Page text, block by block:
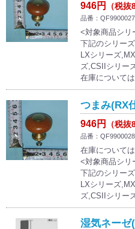
946円 （税抜
品番：QF9900027
<対象商品シリ
下記のシリー
LXシリーズ
ズ,CSIIシリー
在庫について
つまみ(RX
946円 （税抜
品番：QF9900028
在庫について
<対象商品シリ
下記のシリー
LXシリーズ
ズ,CSIIシリー
湿気ネーゼ